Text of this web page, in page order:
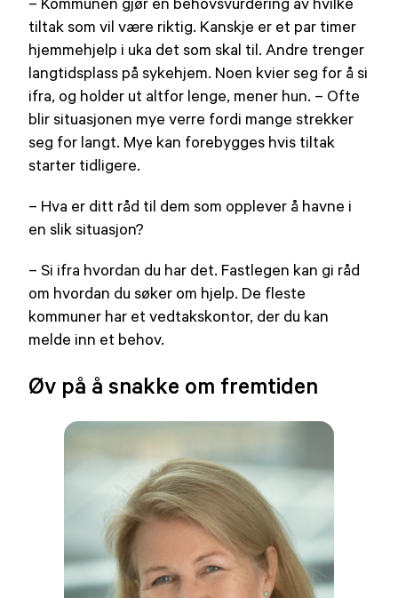
tiltak som vil være riktig. Kanskje er et par timer
hjemmehjelp i uka det som skal til. Andre trenger
langtidsplass på sykehjem. Noen kvier seg for å si
ifra, og holder ut altfor lenge, mener hun. – Ofte
blir situasjonen mye verre fordi mange strekker
seg for langt. Mye kan forebygges hvis tiltak
starter tidligere.
– Hva er ditt råd til dem som opplever å havne i
en slik situasjon?
– Si ifra hvordan du har det. Fastlegen kan gi råd
om hvordan du søker om hjelp. De fleste
kommuner har et vedtakskontor, der du kan
melde inn et behov.
Øv på å snakke om fremtiden